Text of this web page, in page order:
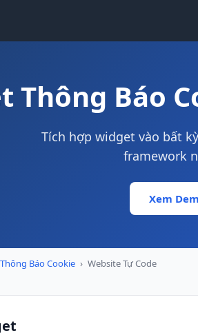
Thông Báo
Tích hợp widget vào bất
framework
Xem
Thông Báo Cookie › Website Tự Code